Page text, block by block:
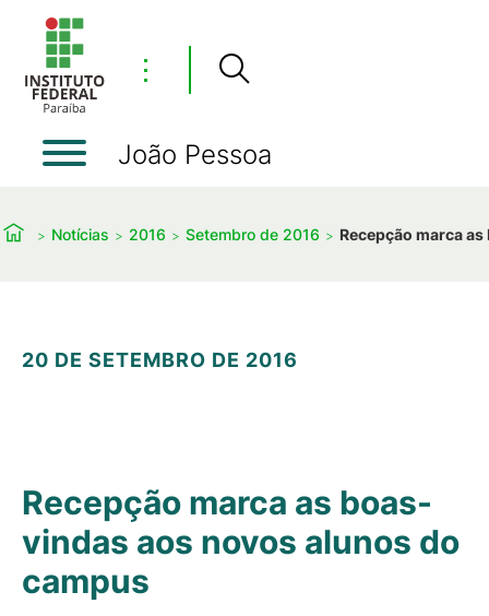
⋮
João Pessoa
Notícias 2016 Setembro de 2016 Recepção marca
20 DE SETEMBRO DE 2016
Recepção marca as boas-
vindas aos novos alunos do
campus